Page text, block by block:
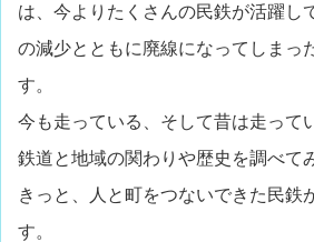
は、今よりたくさんの民鉄が活躍し
の減少とともに廃線になってしまっ
す。
今も走っている、そして昔は走って
鉄道と地域の関わりや歴史を調べて
きっと、人と町をつないできた民鉄
す。